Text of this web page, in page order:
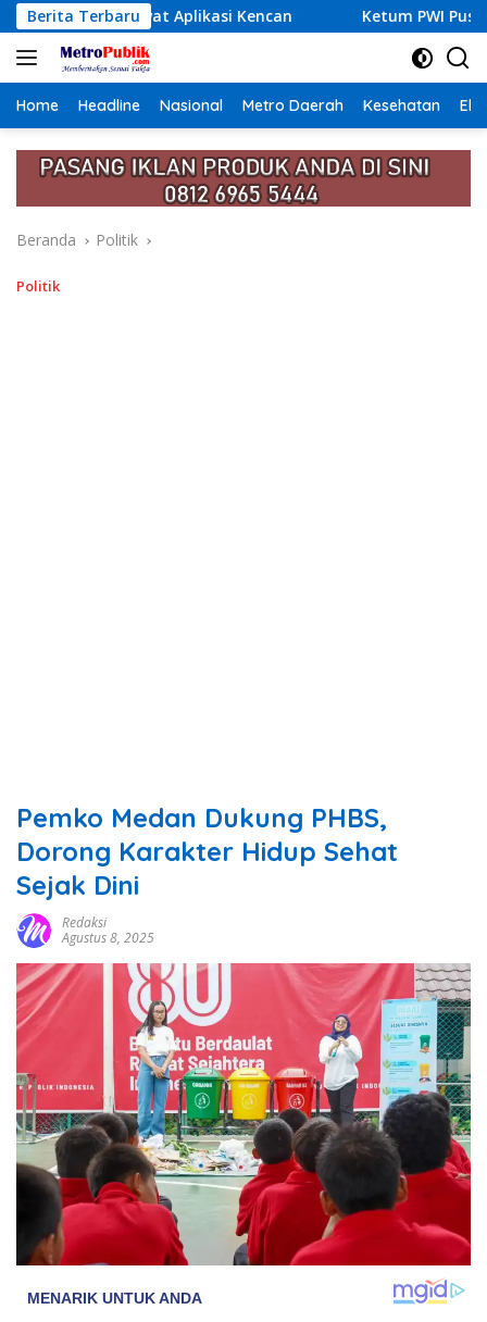
Langsung
ke
konten
Berita Terbaru
Kencan Ketum PWI Pusat Akhmad Munir
Home Headline Nasional Metro Daerah Kesehatan
Beranda Politik
Politik
Pemko Medan Dukung PHBS,
Dorong Karakter Hidup Sehat
Sejak Dini
Redaksi
Agustus 8, 2025